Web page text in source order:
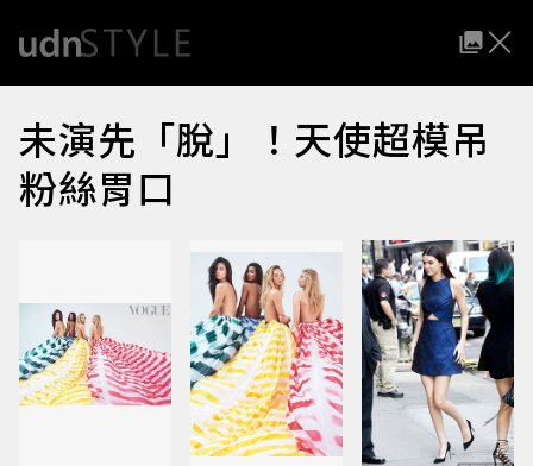
未演先「脫」！天使超模吊
粉絲胃口